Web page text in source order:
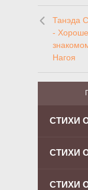
Танэда
-
Нагоя
СТИХИ
СТИХИ
СТИХИ